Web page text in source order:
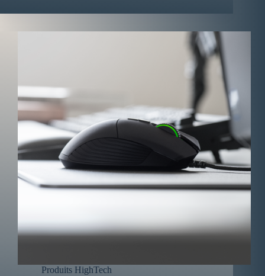
Produits HighTech